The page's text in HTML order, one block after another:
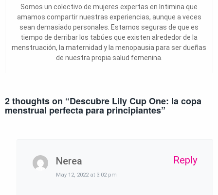
Somos un colectivo de mujeres expertas en Intimina que
amamos compartir nuestras experiencias, aunque a veces
sean demasiado personales. Estamos seguras de que es
tiempo de derribar los tabúes que existen alrededor de la
menstruación, la maternidad y la menopausia para ser dueñas
de nuestra propia salud femenina.
2 thoughts on “Descubre Lily Cup One: la copa
menstrual perfecta para principiantes”
Nerea
May 12, 2022 at 3:02 pm
Reply